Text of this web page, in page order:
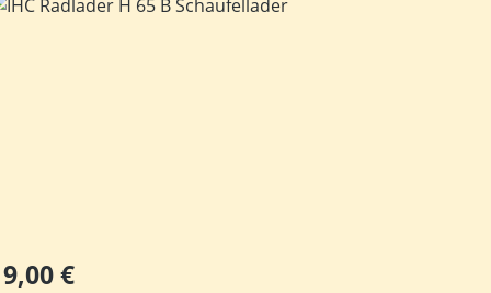
Preis:
€